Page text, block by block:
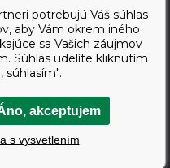
- 2026,
Rybina
potrebujú Váš súhlas
aby Vám okrem iného
sa Vašich záujmov
Súhlas udelíte kliknutím
súhlasím".
akceptujem
s vysvetlením